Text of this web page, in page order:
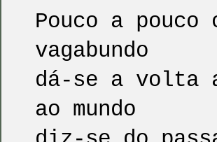
Pouco a
vagabundo
dá-se a volta
ao mundo